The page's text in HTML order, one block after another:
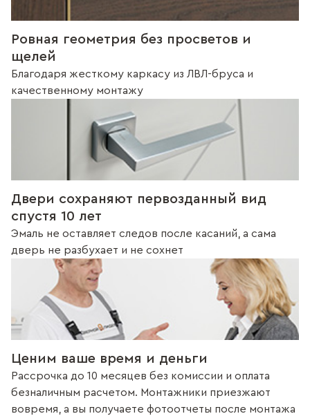
Ровная геометрия без просветов и
щелей
Благодаря жесткому каркасу из ЛВЛ-бруса и
качественному монтажу
Двери сохраняют первозданный вид
спустя 10 лет
Эмаль не оставляет следов после касаний, а сама
дверь не разбухает и не сохнет
Ценим ваше время и деньги
Рассрочка до 10 месяцев без комиссии и оплата
безналичным расчетом. Монтажники приезжают
вовремя, а вы получаете фотоотчеты после монтажа